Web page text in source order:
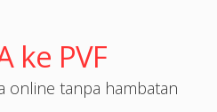
ke PVF
online tanpa hambatan